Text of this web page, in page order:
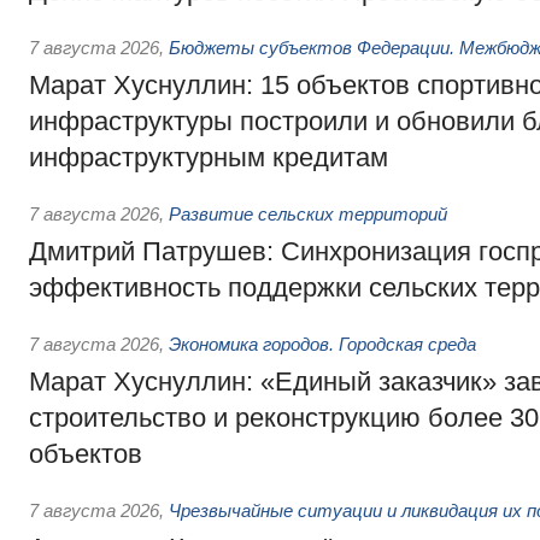
7 августа 2026, Бюджеты субъектов Федерации.
Марат Хуснуллин: 15 объектов
инфраструктуры построили и обновили
инфраструктурным кредитам
7 августа 2026, Развитие сельских территорий
Дмитрий Патрушев: Синхронизация
эффективность поддержки сельских
7 августа 2026, Экономика городов. Городская среда
Марат Хуснуллин: «Единый заказчик»
строительство и реконструкцию более
объектов
7 августа 2026, Чрезвычайные ситуации и ликвидация их